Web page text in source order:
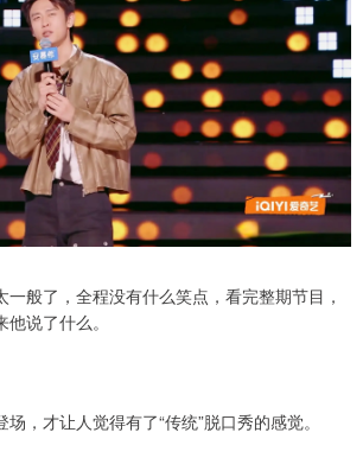
般了，全程没有什么笑点，看完整期节目，
说了什么。
，才让人觉得有了“传统”脱口秀的感觉。